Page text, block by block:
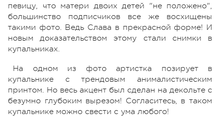
певицу, что матери двоих детей "не положено",
большинство подписчиков все же восхищены
такими фото. Ведь Слава в прекрасной форме! И
новым доказательством этому стали снимки в
купальниках.
На одном из фото артистка позирует в
купальнике с трендовым анималистическим
принтом. Но весь акцент был сделан на декольте с
безумно глубоким вырезом! Согласитесь, в таком
купальнике можно свести с ума любого!